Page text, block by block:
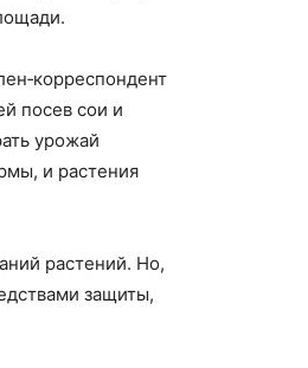
посев сои и
урожай
и растения
растений. Но,
защиты,